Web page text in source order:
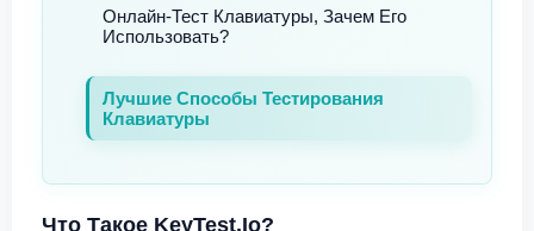
Онлайн-Тест Клавиатуры, Зачем Его
Использовать?
Лучшие Способы Тестирования
Клавиатуры
Что Такое KeyTest.io?